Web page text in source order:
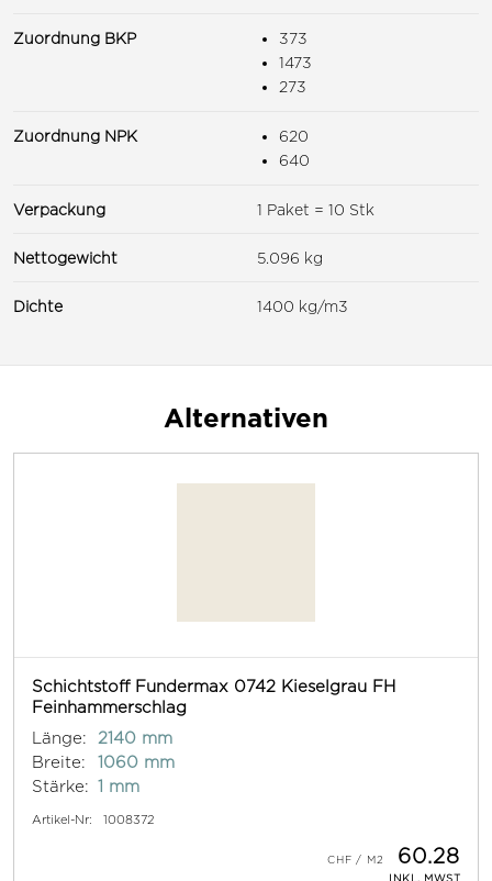
Zuordnung BKP
373
1473
273
Zuordnung NPK
620
640
Verpackung 1 Paket = 10 Stk
Nettogewicht 5.096 kg
Dichte 1400 kg/m3
Alternativen
Schichtstoff Fundermax 0742 Kieselgrau FH
Feinhammerschlag
Länge:
2140 mm
Breite:
1060 mm
Stärke: 1 mm
Artikel-Nr: 1008372
60.28
INKL. MWST